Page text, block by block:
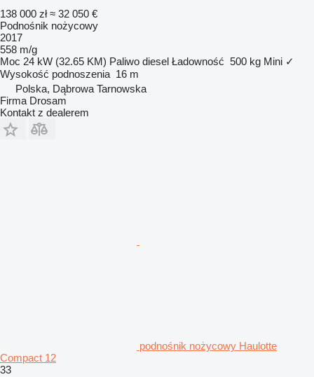
138 000 zł ≈ 32 050 €
Podnośnik nożycowy
2017
558 m/g
Moc 24 kW (32.65 KM) Paliwo diesel Ładowność 500 kg Mini ✓
Wysokość podnoszenia 16 m
Polska, Dąbrowa Tarnowska
Firma Drosam
Kontakt z dealerem
podnośnik nożycowy Haulotte
Compact 12
33